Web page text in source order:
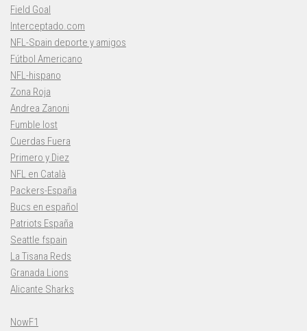
Field Goal
Interceptado.com
NFL-Spain deporte y amigos
Fútbol Americano
NFL-hispano
Zona Roja
Andrea Zanoni
Fumble lost
Cuerdas Fuera
Primero y Diez
NFL en Català
Packers-España
Bucs en español
Patriots España
Seattle fspain
La Tisana Reds
Granada Lions
Alicante Sharks
NowF1